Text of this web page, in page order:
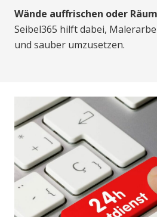
Wände auffrischen oder
Seibel365 hilft dabei,
und sauber umzusetzen.